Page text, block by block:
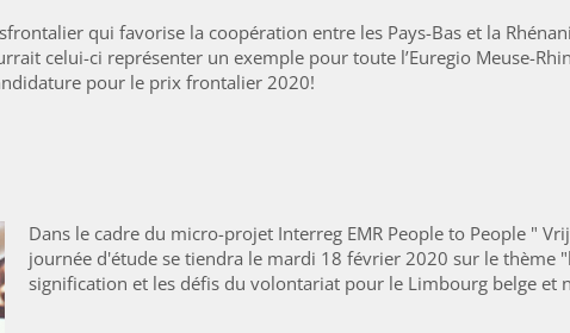
qui favorise la coopération entre les Pays-Bas et la
celui-ci représenter un exemple pour toute l’Euregio Meuse-
pour le prix frontalier 2020!
Dans le cadre du micro-projet Interreg EMR People to People "
journée d'étude se tiendra le mardi 18 février 2020 sur le thème
signification et les défis du volontariat pour le Limbourg belge et